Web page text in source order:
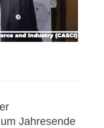
Jahresende